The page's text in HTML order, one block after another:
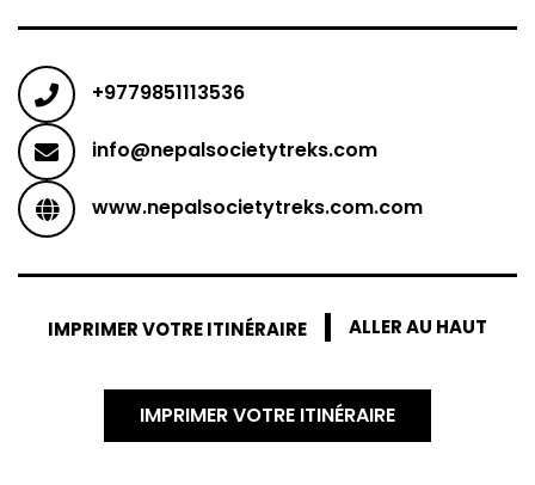
+9779851113536
info@nepalsocietytreks.com
www.nepalsocietytreks.com.com
IMPRIMER VOTRE ITINÉRAIRE ALLER AU HAUT
IMPRIMER VOTRE ITINÉRAIRE